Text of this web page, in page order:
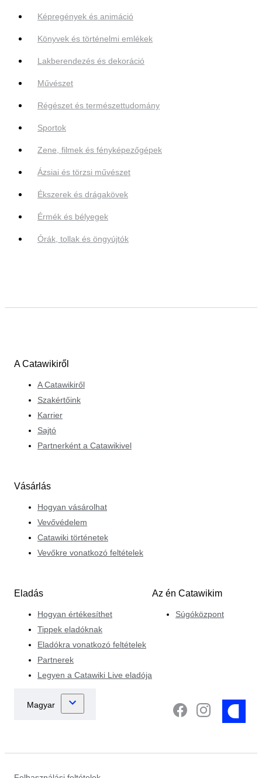
Képregények és animáció
Könyvek és történelmi emlékek
Lakberendezés és dekoráció
Művészet
Régészet és természettudomány
Sportok
Zene, filmek és fényképezőgépek
Ázsiai és törzsi művészet
Ékszerek és drágakövek
Érmék és bélyegek
Órák, tollak és öngyújtók
A Catawikiről
A Catawikiről
Szakértőink
Karrier
Sajtó
Partnerként a Catawikivel
Vásárlás
Hogyan vásárolhat
Vevővédelem
Catawiki történetek
Vevőkre vonatkozó feltételek
Eladás
Hogyan értékesíthet
Tippek eladóknak
Eladókra vonatkozó feltételek
Partnerek
Legyen a Catawiki Live eladója
Az én Catawikim
Súgóközpont